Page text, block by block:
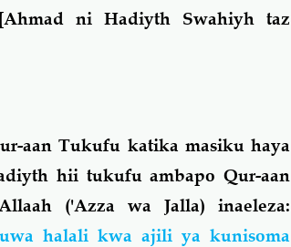
[Ahmad ni Hadiyth Swahiyh taz
aan Tukufu katika masiku haya
hii tukufu ambapo Qur-aan
('Azza wa Jalla) inaeleza:
halali kwa ajili ya kunisoma